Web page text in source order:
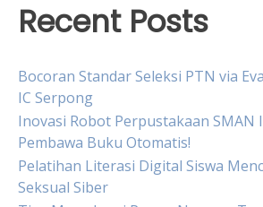
Recent Posts
Bocoran Standar Seleksi PTN via
IC Serpong
Inovasi Robot Perpustakaan SMAN
Pembawa Buku Otomatis!
Pelatihan Literasi Digital Siswa
Seksual Siber